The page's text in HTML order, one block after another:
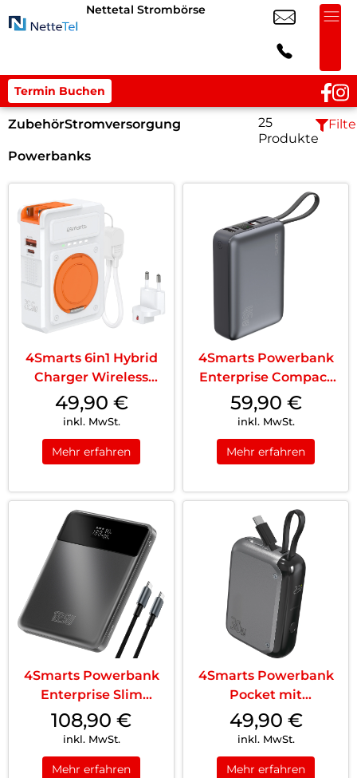
Nettetal Strombörse
Termin Buchen
ZubehörStromversorgung
Powerbanks
25
Produkte
4Smarts 6in1 Hybrid
Charger Wireless
Powerbank Weiß
49,90 €
inkl. MwSt.
Mehr erfahren
4Smarts Powerbank
Enterprise Compact
20000 mAh 45W
Spacegrau
59,90 €
inkl. MwSt.
Mehr erfahren
4Smarts Powerbank
Enterprise Slim
20000mAh 122.5W
Space Grey
108,90 €
inkl. MwSt.
Mehr erfahren
4Smarts Powerbank
Pocket mit
integriertem USB-C
Kabel 10000mAh 30W
49,90 €
inkl. MwSt.
Mehr erfahren